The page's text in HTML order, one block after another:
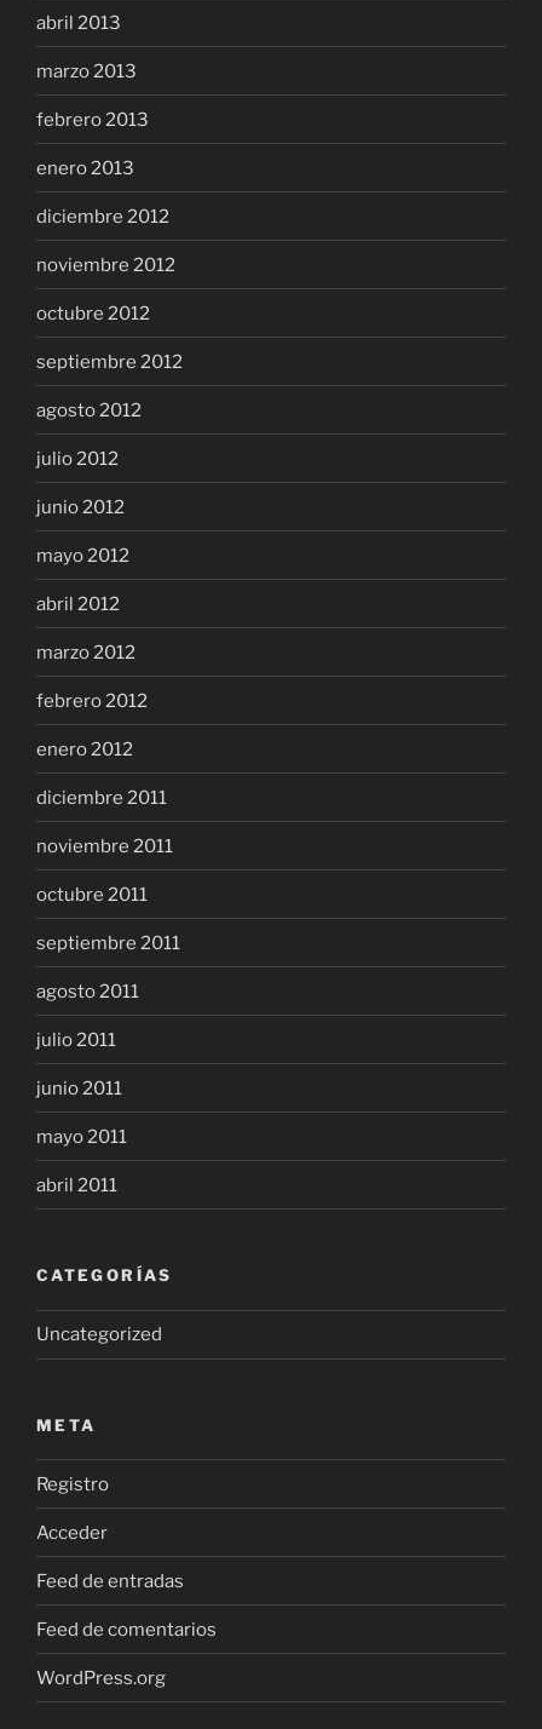
abril 2013
marzo 2013
febrero 2013
enero 2013
diciembre 2012
noviembre 2012
octubre 2012
septiembre 2012
agosto 2012
julio 2012
junio 2012
mayo 2012
abril 2012
marzo 2012
febrero 2012
enero 2012
diciembre 2011
noviembre 2011
octubre 2011
septiembre 2011
agosto 2011
julio 2011
junio 2011
mayo 2011
abril 2011
CATEGORÍAS
Uncategorized
META
Registro
Acceder
Feed de entradas
Feed de comentarios
WordPress.org